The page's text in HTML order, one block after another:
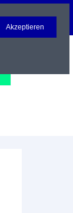
Akzeptieren